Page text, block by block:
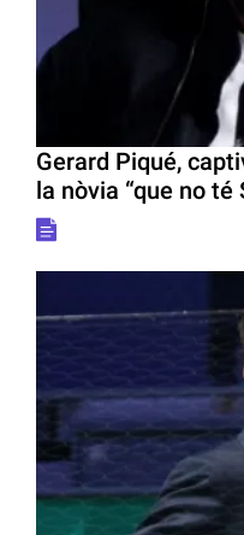
Gerard Piqué,
la nòvia “que no té